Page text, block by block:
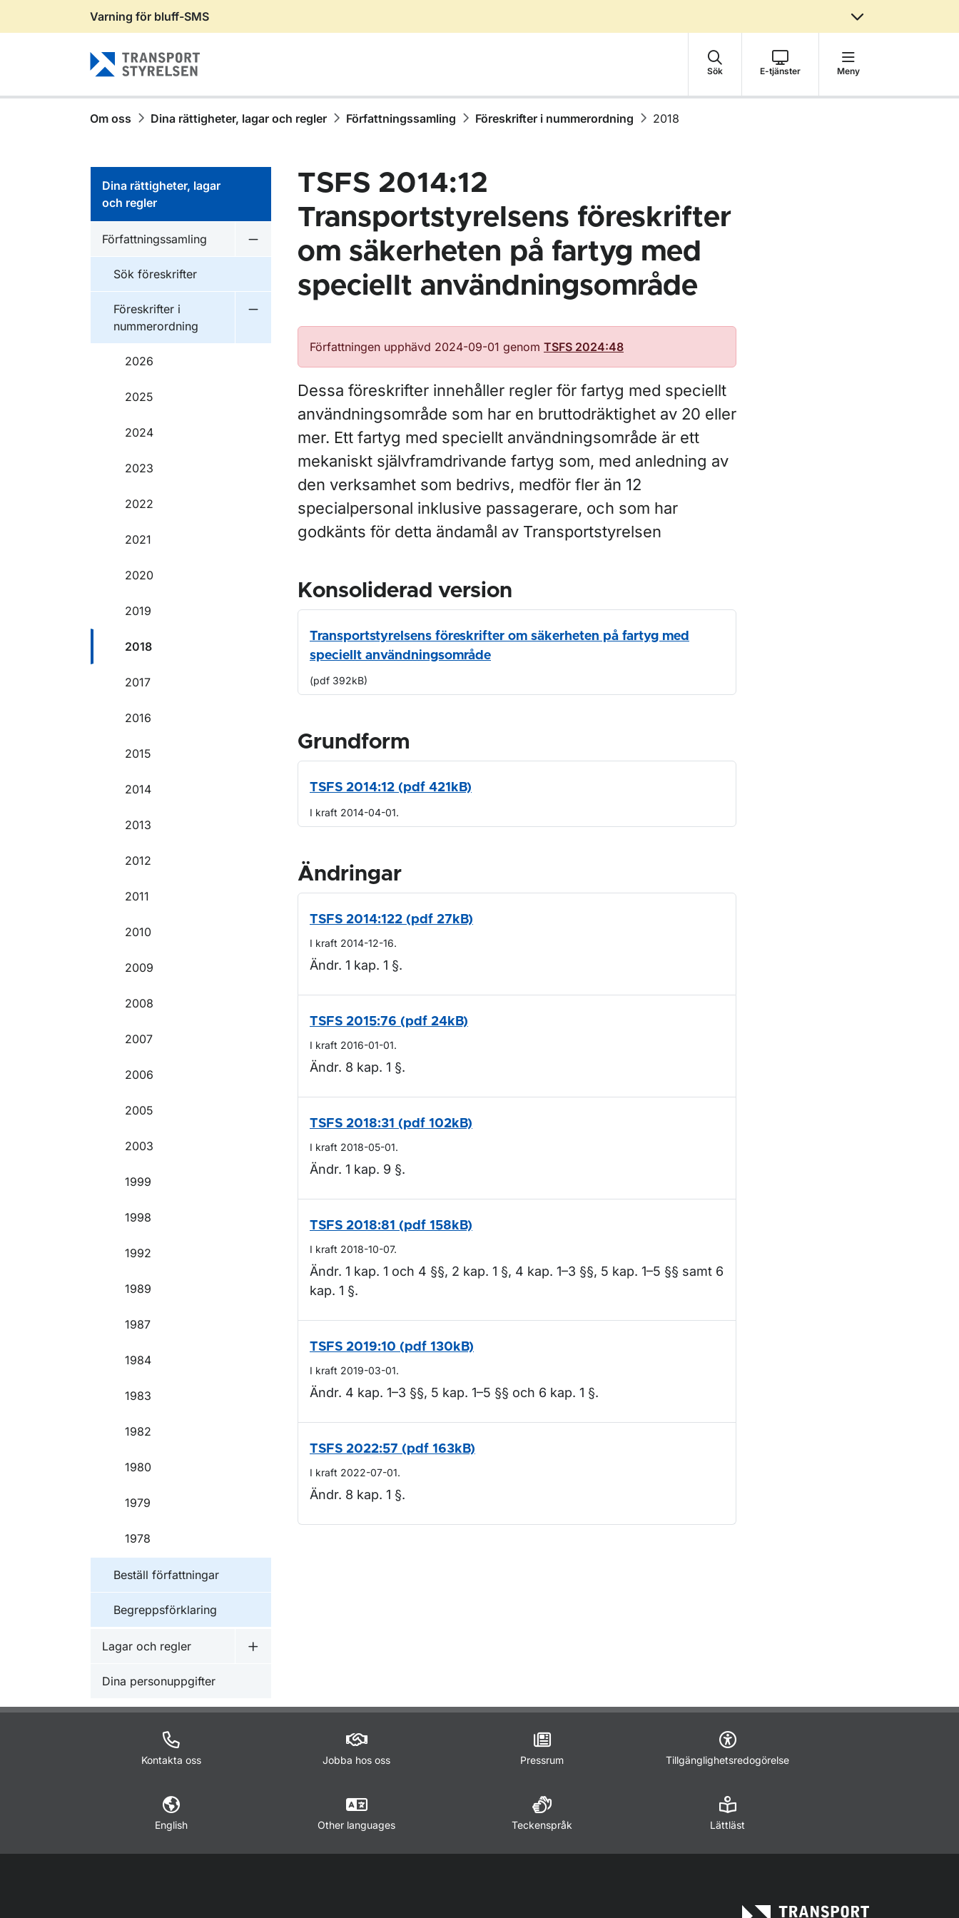
Gå till sidans innehåll
Varning för bluff-SMS
Sök E-tjänster Meny
Om oss Dina rättigheter, lagar och regler Författningssamling Föreskrifter i nummerordning 2018
Dina rättigheter, lagar
och regler
Författningssamling
Undermeny för Författningssamling
Sök föreskrifter
Föreskrifter i
nummerordning
2026
2025
2024
2023
2022
2021
2020
2019
2018
2017
2016
2015
2014
2013
2012
2011
2010
2009
2008
2007
2006
2005
2003
1999
1998
1992
1989
1987
1984
1983
1982
1980
1979
1978
Beställ författningar
Begreppsförklaring
Lagar och regler
Undermeny för Lagar och regler
Dina personuppgifter
TSFS 2014:12
Transportstyrelsens föreskrifter
om säkerheten på fartyg med
speciellt användningsområde
Författningen upphävd 2024-09-01 genom TSFS 2024:48
Dessa föreskrifter innehåller regler för fartyg med speciellt
användningsområde som har en bruttodräktighet av 20 eller
mer. Ett fartyg med speciellt användningsområde är ett
mekaniskt självframdrivande fartyg som, med anledning av
den verksamhet som bedrivs, medför fler än 12
specialpersonal inklusive passagerare, och som har
godkänts för detta ändamål av Transportstyrelsen
Konsoliderad version
Transportstyrelsens föreskrifter om säkerheten på fartyg med
speciellt användningsområde
(pdf 392kB)
Grundform
TSFS 2014:12 (pdf 421kB)
I kraft 2014-04-01.
Ändringar
TSFS 2014:122 (pdf 27kB)
I kraft 2014-12-16.
Ändr. 1 kap. 1 §.
TSFS 2015:76 (pdf 24kB)
I kraft 2016-01-01.
Ändr. 8 kap. 1 §.
TSFS 2018:31 (pdf 102kB)
I kraft 2018-05-01.
Ändr. 1 kap. 9 §.
TSFS 2018:81 (pdf 158kB)
I kraft 2018-10-07.
Ändr. 1 kap. 1 och 4 §§, 2 kap. 1 §, 4 kap. 1–3 §§, 5 kap. 1–5 §§ samt 6
kap. 1 §.
TSFS 2019:10 (pdf 130kB)
I kraft 2019-03-01.
Ändr. 4 kap. 1–3 §§, 5 kap. 1–5 §§ och 6 kap. 1 §.
TSFS 2022:57 (pdf 163kB)
I kraft 2022-07-01.
Ändr. 8 kap. 1 §.
Kontakta oss Jobba hos oss Pressrum Tillgänglighetsredogörelse
English Other languages Teckenspråk Lättläst